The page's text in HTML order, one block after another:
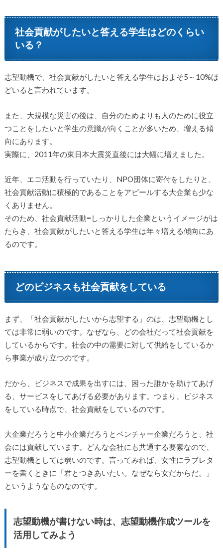
社会貢献がしたいと答える学生はどのくらい
いる？
志望動機で、社会貢献がしたいと答える学生はおよそ5～10%ほ
どいると言われています。
また、大規模な災害の後は、自分のためよりも人のために役立
つことをしたいと学生の意識が向くことが多いため、増える傾
向にあります。
実際に、2011年の東日本大震災直後には大幅に増えました。
近年、エコ活動を行っていたり、NPO団体に寄付をしたりと、
社会貢献活動に積極的であることをアピールする大企業も少な
くありません。
そのため、社会貢献活動=しっかりした企業というイメージがは
たらき、社会貢献がしたいと答える学生は年々増える傾向にあ
るのです。
どのビジネスも社会貢献をしている
まず、「社会貢献がしたいから志望する」のは、志望動機とし
ては非常に弱いのです。なぜなら、どの会社だって社会貢献を
しているからです。社会の中の需要に対して供給をしているか
ら事業が成り立つのです。
だから、ビジネスで成果を出すには、困った誰かを助けてあげ
る、サービスをしてあげる必要があります。つまり、ビジネス
をしている時点で、社会貢献をしているのです。
大企業だろうと中小企業だろうとベンチャー企業だろうと、社
会には貢献しています。どんな会社にも共通する要素なので、
志望動機としては弱いのです。言ってみれば、女性にラブレタ
ーを書くときに「君とつきあいたい。なぜなら女だからだ。」
というようなものなのです。
志望動機が書けない時は、志望動機作成ツールを
活用してみよう